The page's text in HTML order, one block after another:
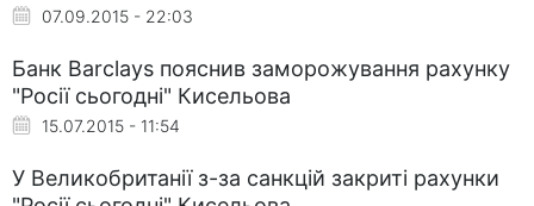
07.09.2015 - 22:03
Банк Barclays пояснив заморожування рахунку
"Росії сьогодні" Кисельова
15.07.2015 - 11:54
У Великобританії з-за санкцій закриті рахунки